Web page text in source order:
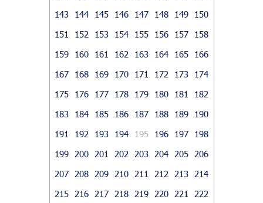
143
144 145 146 147 148 149
150
151
152 153 154 155 156 157
158
159
160 161 162 163 164 165
166
167
168 169 170 171 172 173
174
175
176 177 178 179 180 181
182
183
184 185 186 187 188 189
190
191
192 193 194 195 196 197
198
199
200 201 202 203 204 205
206
207
208 209 210 211 212 213
214
215
216 217 218 219 220 221
222